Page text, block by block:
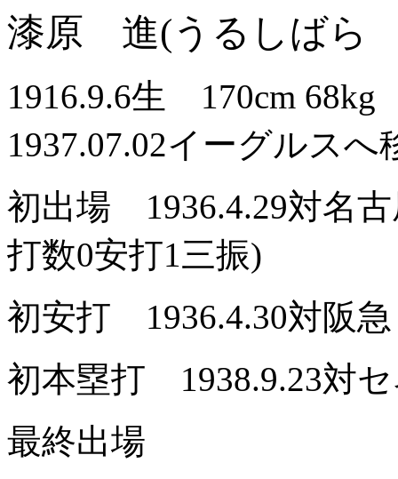
漆原 進(うるしばら
1916.9.6生 170cm
1937.07.02イーグルス
初出場 1936.4.29対名
打数0安打1三振)
初安打 1936.4.30対阪
初本塁打 1938.9.23対
最終出場